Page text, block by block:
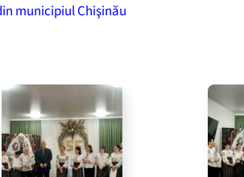
municipiul Chişinău